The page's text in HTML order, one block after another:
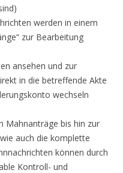
werden in einem
zur Bearbeitung
ansehen und zur
in die betreffende Akte
wechseln
Mahnanträge bis hin zur
auch die komplette
können durch
Kontroll- und